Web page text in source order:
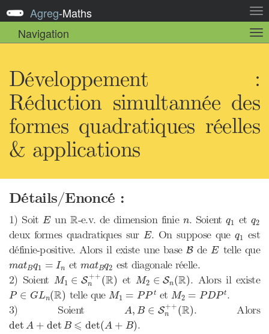
la
Agreg-Maths
Navigation
la
Développement :
Réduction simultannée des
formes quadratiques réelles
& applications
Détails/Enoncé :
1) SoitE
Eun R
R-e.v. de dimension finie n
n. Soientq1
q1 etq2
q2
deux formes quadratiques sur E
E. On suppose que q1
q1 est
définie-positive. Alors il existe une baseB
BdeE
Etelle que
matBq1 = In
m at q n et matBq2
mat Bq
est diagonale réelle.
2) Soient M1 ∈ S++
n (R)
M1 Sn++(R et M2 ∈ Sn(R)
M2 ∈ Sn (R) . Alors il existe
P ∈ GLn(R)
P∈GLn R) telle que M1 = PP t
M1 PPt et M2 = PDP t
M2 = PDPt .
3) SoientA, B ∈ S++
n (R)
A B∈ n++(R . Alors
det A + det B ⩽ det(A + B)
det A+det B ⩽det ( A+ B .